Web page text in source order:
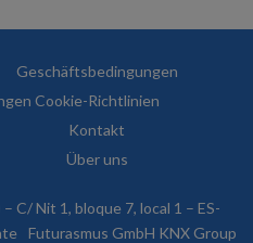
Geschäftsbedingungen
Cookie-Richtlinien
Kontakt
Über uns
C/ Nit 1, bloque 7, local 1 – ES-
Futurasmus GmbH KNX Group